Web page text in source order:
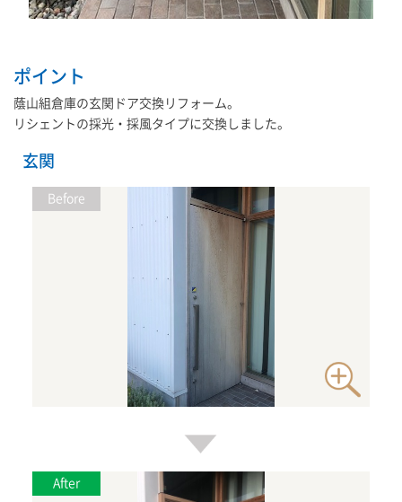
ポイント
蔭山組倉庫の玄関ドア交換リフォーム。
リシェントの採光・採風タイプに交換しました。
玄関